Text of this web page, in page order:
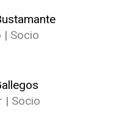
| Socio
| Socio